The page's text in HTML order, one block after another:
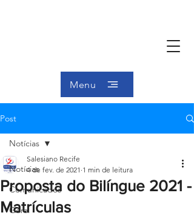
Menu
Post
Notícias
Comunicados
Geral
Notícias
Proposta do Bilíngue 2021 -
Matrículas
Salesiano Recife
4 de fev. de 2021 1 min de leitura